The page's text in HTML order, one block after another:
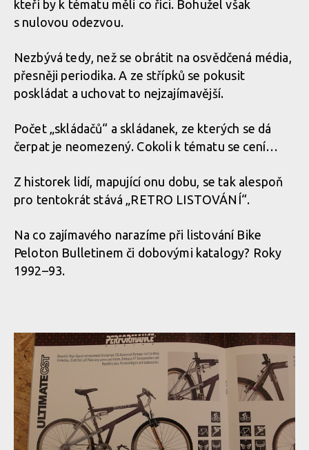
kteří by k tématu měli co říci. Bohužel však
s nulovou odezvou.
Nezbývá tedy, než se obrátit na osvědčená média,
přesněji periodika. A ze střípků se pokusit
poskládat a uchovat to nejzajímavější.
Počet „skládačů“ a skládanek, ze kterých se dá
čerpat je neomezený. Cokoli k tématu se cení…
Z historek lidí, mapující onu dobu, se tak alespoň
pro tentokrát stává „RETRO LISTOVÁNÍ“.
Na co zajímavého narazíme při listování Bike
Peloton Bulletinem či dobovými katalogy? Roky
1992–93.